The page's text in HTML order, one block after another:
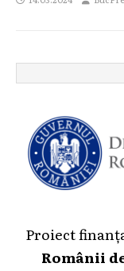
Proiect
Românii